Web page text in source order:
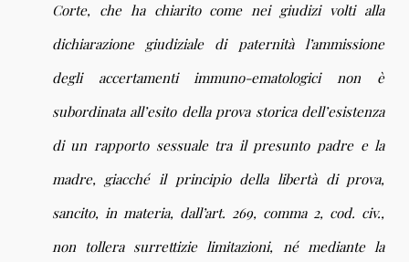
Corte, che ha chiarito come nei giudizi volti alla
dichiarazione giudiziale di paternità l’ammissione
degli accertamenti immuno-ematologici non è
subordinata all’esito della prova storica dell’esistenza
di un rapporto sessuale tra il presunto padre e la
madre, giacché il principio della libertà di prova,
sancito, in materia, dall’art. 269, comma 2, cod. civ.,
non tollera surrettizie limitazioni, né mediante la